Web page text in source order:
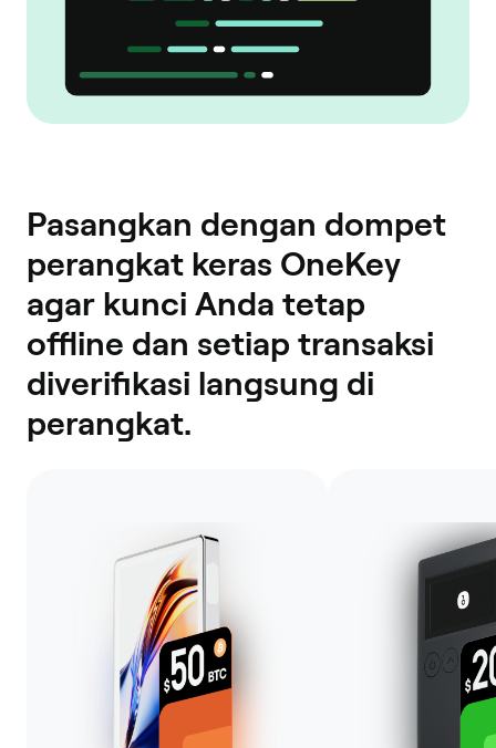
Pasangkan dengan dompet
perangkat keras OneKey
agar kunci Anda tetap
offline dan setiap transaksi
diverifikasi langsung di
perangkat.